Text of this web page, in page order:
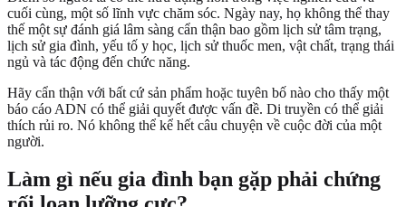
cuối cùng, một số lĩnh vực chăm sóc. Ngày nay, họ không thể thay
thế một sự đánh giá lâm sàng cẩn thận bao gồm lịch sử tâm trạng,
lịch sử gia đình, yếu tố y học, lịch sử thuốc men, vật chất, trạng thái
ngủ và tác động đến chức năng.
Hãy cẩn thận với bất cứ sản phẩm hoặc tuyên bố nào cho thấy một
báo cáo ADN có thể giải quyết được vấn đề. Di truyền có thể giải
thích rủi ro. Nó không thể kể hết câu chuyện về cuộc đời của một
người.
Làm gì nếu gia đình bạn gặp phải chứng